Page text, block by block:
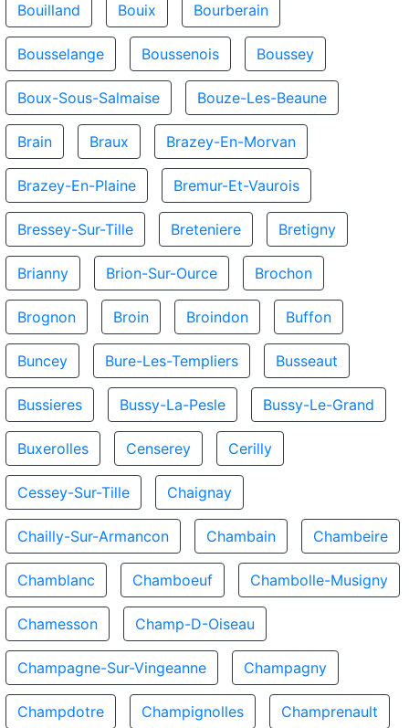
Bouilland Bouix Bourberain
Bousselange Boussenois Boussey
Boux-Sous-Salmaise Bouze-Les-Beaune
Brain Braux Brazey-En-Morvan
Brazey-En-Plaine Bremur-Et-Vaurois
Bressey-Sur-Tille Breteniere Bretigny
Brianny Brion-Sur-Ource Brochon
Brognon Broin Broindon Buffon
Buncey Bure-Les-Templiers Busseaut
Bussieres Bussy-La-Pesle Bussy-Le-Grand
Buxerolles Censerey Cerilly
Cessey-Sur-Tille Chaignay
Chailly-Sur-Armancon Chambain Chambeire
Chamblanc Chamboeuf Chambolle-Musigny
Chamesson Champ-D-Oiseau
Champagne-Sur-Vingeanne Champagny
Champdotre Champignolles Champrenault